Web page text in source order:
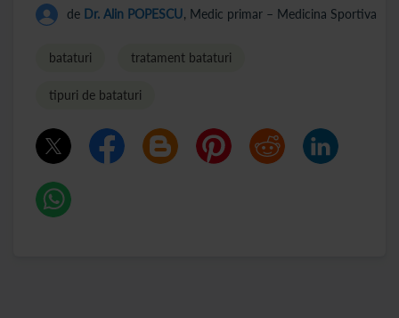
de Dr. Alin POPESCU, Medic primar – Medicina Sportiva
bataturi tratament bataturi
tipuri de bataturi